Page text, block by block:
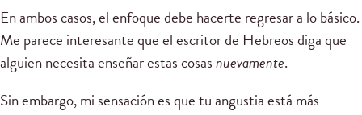
En ambos casos, el enfoque debe hacerte regresar a lo básico.
Me parece interesante que el escritor de Hebreos diga que
alguien necesita enseñar estas cosasnuevamente.
Sin embargo, mi sensación es que tu angustia está más